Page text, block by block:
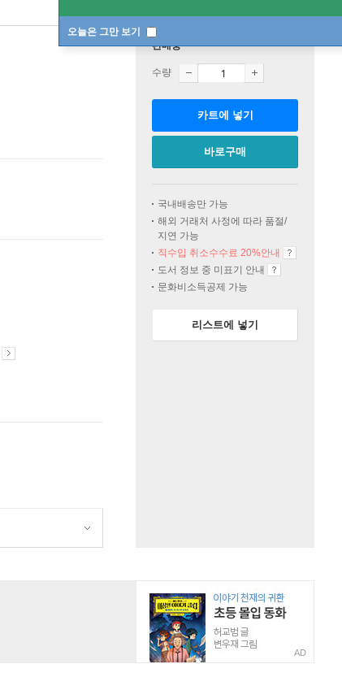
오늘은 그만 보기
판매중
수량
카트에 넣기
바로구매
국내배송만 가능
해외 거래처 사정에 따라 품절/
지연 가능
직수입 취소수수료 20%안내
도서 정보 중 미표기 안내
문화비소득공제 가능
리스트에 넣기
AD